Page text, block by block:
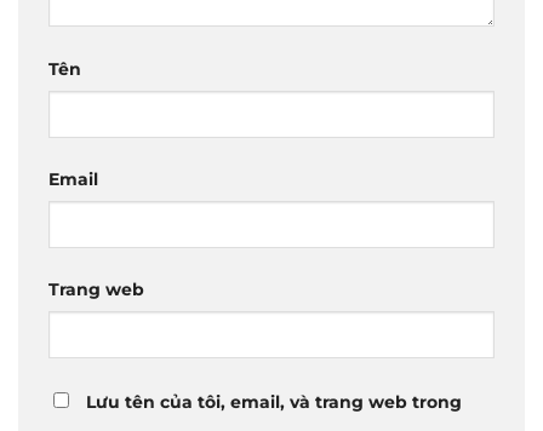
Tên
Email
Trang web
Lưu tên của tôi, email, và trang web trong